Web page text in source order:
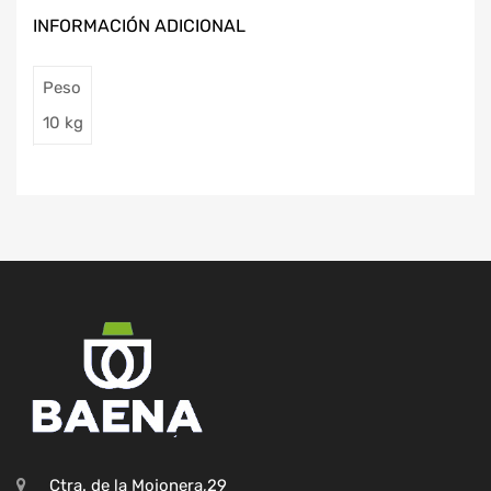
INFORMACIÓN ADICIONAL
Peso
10 kg
Ctra. de la Mojonera,29